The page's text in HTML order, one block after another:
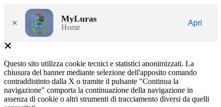
× MyLuras
Home
Apri
Questo sito utilizza cookie tecnici e statistici anonimizzati. La
chiusura del banner mediante selezione dell'apposito comando
contraddistinto dalla X o tramite il pulsante "Continua la
navigazione" comporta la continuazione della navigazione in
assenza di cookie o altri strumenti di tracciamento diversi da quelli